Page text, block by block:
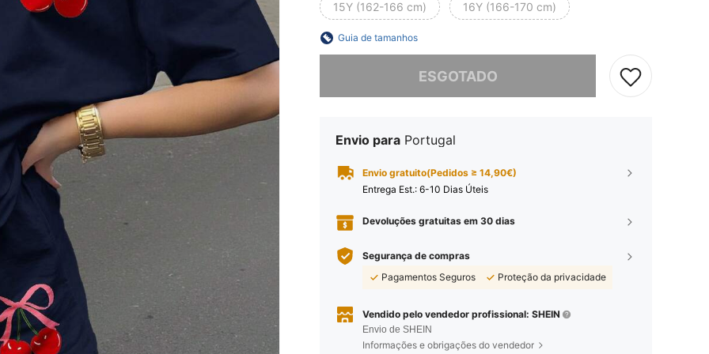
15Y (162-166 cm) 16Y (166-170 cm)
Guia de tamanhos
ESGOTADO
Envio para Portugal
Envio gratuito(Pedidos ≥ 14,90€)
Entrega Est.: 6-10 Dias Úteis
Devoluções gratuitas em 30 dias
Segurança de compras
Pagamentos Seguros
Proteção da privacidade
Vendido pelo vendedor profissional: SHEIN
Envio de SHEIN
Informações e obrigações do vendedor